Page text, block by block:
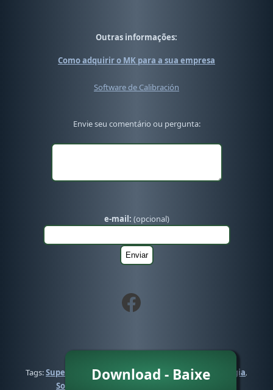
Outras informações:
Como adquirir o MK para a sua empresa
Software de Calibración
Envie seu comentário ou pergunta:
e-mail: (opcional)
Tags:Supervisório,Certificado de Calibração,Metrologia,
Software de Calibração (detalhes)
Download - Baixe